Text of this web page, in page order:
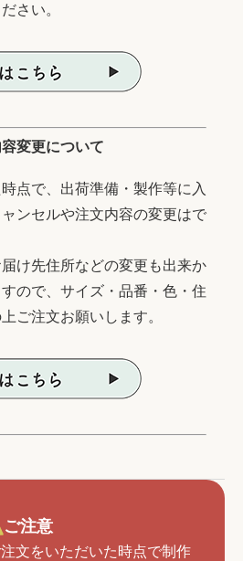
さい。
変更について
点で、出荷準備・製作等に入
ンセルや注文内容の変更はで
け先住所などの変更も出来か
ので、サイズ・品番・色・住
ご注文お願いします。
ご注意
文をいただいた時点で制作